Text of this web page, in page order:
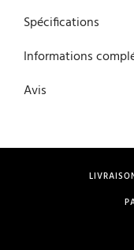
Spécifications
Informations
Avis